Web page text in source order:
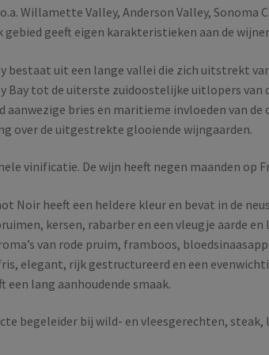
Willamette Valley, Anderson Valley, Sonoma
gebied geeft eigen karakteristieken aan de
bestaat uit een lange vallei die zich uitstrekt
Bay tot de uiterste zuidoostelijke uitlopers van
aanwezige bries en maritieme invloeden van de
over de uitgestrekte glooiende wijngaarden.
vinificatie. De wijn heeft negen maanden op
Noir heeft een heldere kleur en bevat in de
kersen, rabarber en een vleugje aarde en
van rode pruim, framboos,
elegant, rijk gestructureerd en een
een lang aanhoudende smaak.
begeleider bij wild- en vleesgerechten, steak,